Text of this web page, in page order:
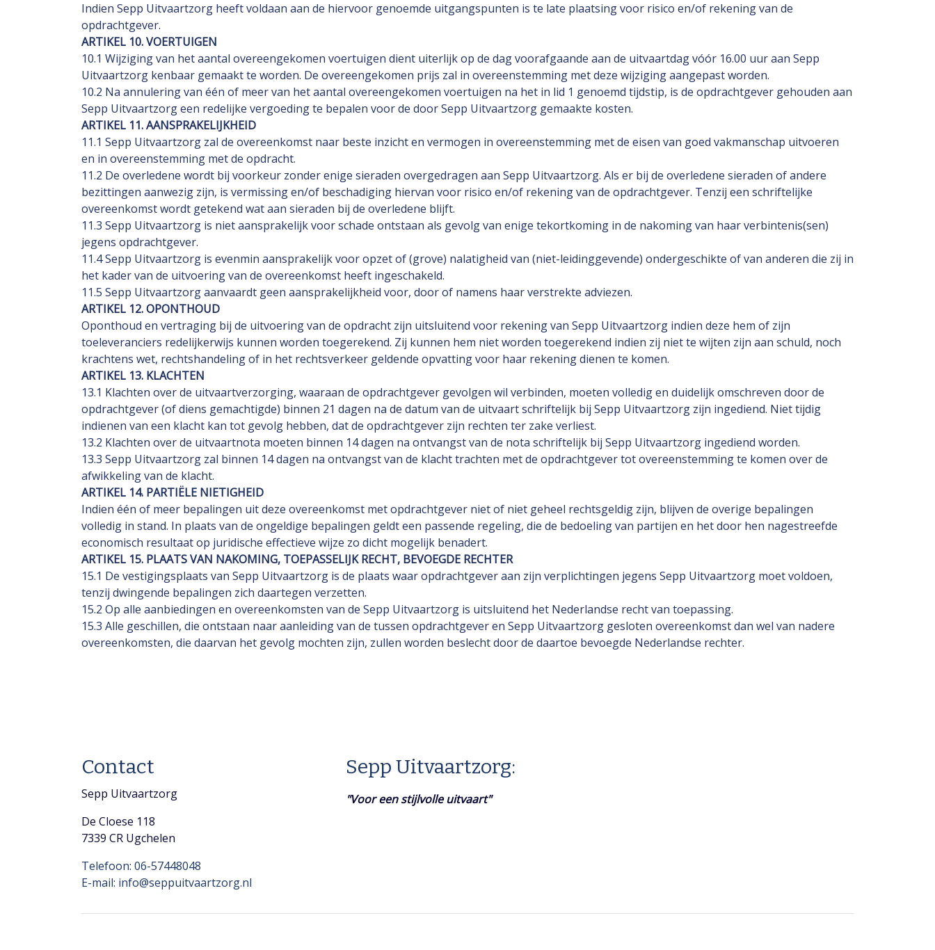
Indien Sepp Uitvaartzorg heeft voldaan aan de hiervoor genoemde uitgangspunten is te late plaatsing voor risico en/of rekening van de
opdrachtgever.
ARTIKEL 10. VOERTUIGEN
10.1 Wijziging van het aantal overeengekomen voertuigen dient uiterlijk op de dag voorafgaande aan de uitvaartdag vóór 16.00 uur aan Sepp
Uitvaartzorg kenbaar gemaakt te worden. De overeengekomen prijs zal in overeenstemming met deze wijziging aangepast worden.
10.2 Na annulering van één of meer van het aantal overeengekomen voertuigen na het in lid 1 genoemd tijdstip, is de opdrachtgever gehouden aan
Sepp Uitvaartzorg een redelijke vergoeding te bepalen voor de door Sepp Uitvaartzorg gemaakte kosten.
ARTIKEL 11. AANSPRAKELIJKHEID
11.1 Sepp Uitvaartzorg zal de overeenkomst naar beste inzicht en vermogen in overeenstemming met de eisen van goed vakmanschap uitvoeren
en in overeenstemming met de opdracht.
11.2 De overledene wordt bij voorkeur zonder enige sieraden overgedragen aan Sepp Uitvaartzorg. Als er bij de overledene sieraden of andere
bezittingen aanwezig zijn, is vermissing en/of beschadiging hiervan voor risico en/of rekening van de opdrachtgever. Tenzij een schriftelijke
overeenkomst wordt getekend wat aan sieraden bij de overledene blijft.
11.3 Sepp Uitvaartzorg is niet aansprakelijk voor schade ontstaan als gevolg van enige tekortkoming in de nakoming van haar verbintenis(sen)
jegens opdrachtgever.
11.4 Sepp Uitvaartzorg is evenmin aansprakelijk voor opzet of (grove) nalatigheid van (niet-leidinggevende) ondergeschikte of van anderen die zij in
het kader van de uitvoering van de overeenkomst heeft ingeschakeld.
11.5 Sepp Uitvaartzorg aanvaardt geen aansprakelijkheid voor, door of namens haar verstrekte adviezen.
ARTIKEL 12. OPONTHOUD
Oponthoud en vertraging bij de uitvoering van de opdracht zijn uitsluitend voor rekening van Sepp Uitvaartzorg indien deze hem of zijn
toeleveranciers redelijkerwijs kunnen worden toegerekend. Zij kunnen hem niet worden toegerekend indien zij niet te wijten zijn aan schuld, noch
krachtens wet, rechtshandeling of in het rechtsverkeer geldende opvatting voor haar rekening dienen te komen.
ARTIKEL 13. KLACHTEN
13.1 Klachten over de uitvaartverzorging, waaraan de opdrachtgever gevolgen wil verbinden, moeten volledig en duidelijk omschreven door de
opdrachtgever (of diens gemachtigde) binnen 21 dagen na de datum van de uitvaart schriftelijk bij Sepp Uitvaartzorg zijn ingediend. Niet tijdig
indienen van een klacht kan tot gevolg hebben, dat de opdrachtgever zijn rechten ter zake verliest.
13.2 Klachten over de uitvaartnota moeten binnen 14 dagen na ontvangst van de nota schriftelijk bij Sepp Uitvaartzorg ingediend worden.
13.3 Sepp Uitvaartzorg zal binnen 14 dagen na ontvangst van de klacht trachten met de opdrachtgever tot overeenstemming te komen over de
afwikkeling van de klacht.
ARTIKEL 14. PARTIËLE NIETIGHEID
Indien één of meer bepalingen uit deze overeenkomst met opdrachtgever niet of niet geheel rechtsgeldig zijn, blijven de overige bepalingen
volledig in stand. In plaats van de ongeldige bepalingen geldt een passende regeling, die de bedoeling van partijen en het door hen nagestreefde
economisch resultaat op juridische effectieve wijze zo dicht mogelijk benadert.
ARTIKEL 15. PLAATS VAN NAKOMING, TOEPASSELIJK RECHT, BEVOEGDE RECHTER
15.1 De vestigingsplaats van Sepp Uitvaartzorg is de plaats waar opdrachtgever aan zijn verplichtingen jegens Sepp Uitvaartzorg moet voldoen,
tenzij dwingende bepalingen zich daartegen verzetten.
15.2 Op alle aanbiedingen en overeenkomsten van de Sepp Uitvaartzorg is uitsluitend het Nederlandse recht van toepassing.
15.3 Alle geschillen, die ontstaan naar aanleiding van de tussen opdrachtgever en Sepp Uitvaartzorg gesloten overeenkomst dan wel van nadere
overeenkomsten, die daarvan het gevolg mochten zijn, zullen worden beslecht door de daartoe bevoegde Nederlandse rechter.
Contact
Sepp Uitvaartzorg
De Cloese 118
7339 CR Ugchelen
Telefoon: 06-57448048
E-mail: info@seppuitvaartzorg.nl
Sepp Uitvaartzorg:
"Voor een stijlvolle uitvaart"